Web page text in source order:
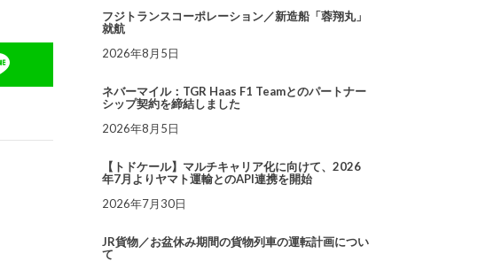
フジトランスコーポレーション／新造船「蓉翔丸」
就航
2026年8月5日
ネバーマイル：TGR Haas F1 Teamとのパートナー
シップ契約を締結しました
2026年8月5日
【トドケール】マルチキャリア化に向けて、2026
年7月よりヤマト運輸とのAPI連携を開始
2026年7月30日
JR貨物／お盆休み期間の貨物列車の運転計画につい
て